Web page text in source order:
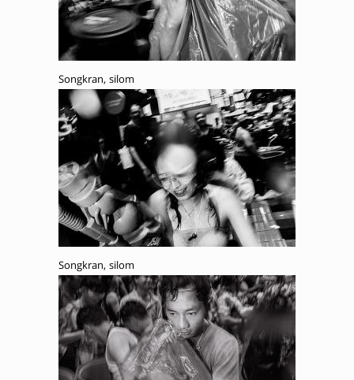
Songkran, silom
Songkran, silom